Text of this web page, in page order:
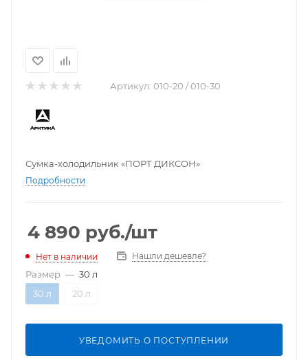
Артикул: 010-20 / 010-30
Сумка-холодильник «ПОРТ ДИКСОН»
Подробности
4 890 руб./шт
Нет в наличии Нашли дешевле?
Размер — 30 л
30 л
20 л
УВЕДОМИТЬ О ПОСТУПЛЕНИИ